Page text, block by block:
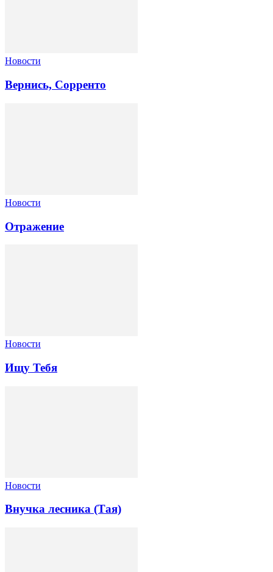
Новости
Вернись, Сорренто
Новости
Отражение
Новости
Ищу Тебя
Новости
Внучка лесника (Тая)